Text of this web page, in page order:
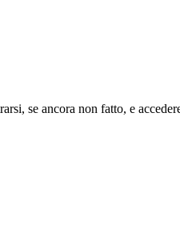
se an­co­ra non fatto, e